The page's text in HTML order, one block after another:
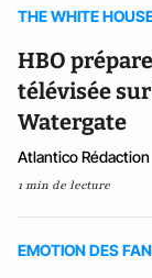
THE WHITE
HBO
télévisée
Watergate
Atlantico Rédaction
1 min de lecture
EMOTION DES